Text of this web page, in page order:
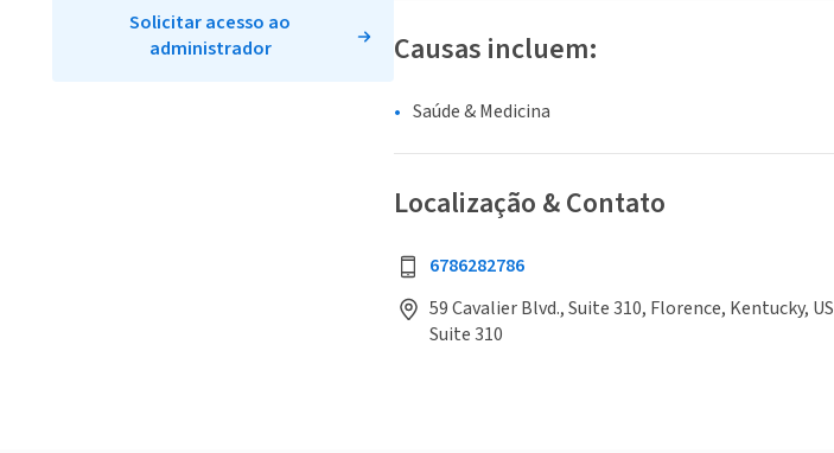
Causas incluem:
Saúde & Medicina
Localização & Contato
6786282786
59 Cavalier Blvd., Suite 310, Florence, Kentucky, US
Suite 310
Solicitar acesso ao
administrador